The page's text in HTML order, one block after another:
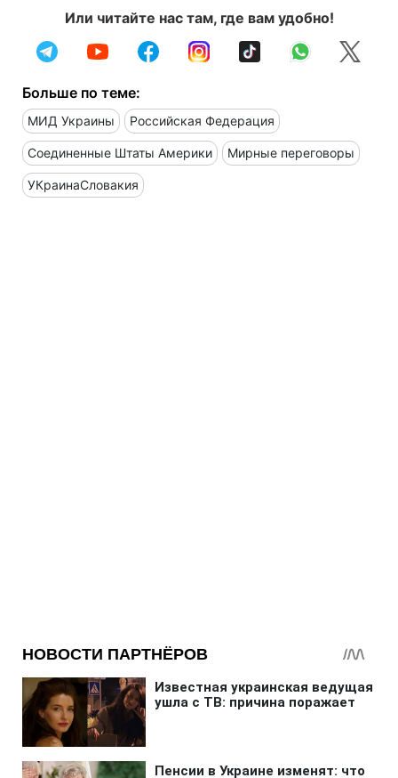
Или читайте нас там, где вам удобно!
Больше по теме:
МИД Украины Российская Федерация
Соединенные Штаты Америки Мирные переговоры
УКраинаСловакия